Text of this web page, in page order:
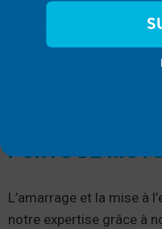
manivelle. Le port à
pour améliorer la
PORTS DE
L’amarrage et la mise à
notre expertise grâce à